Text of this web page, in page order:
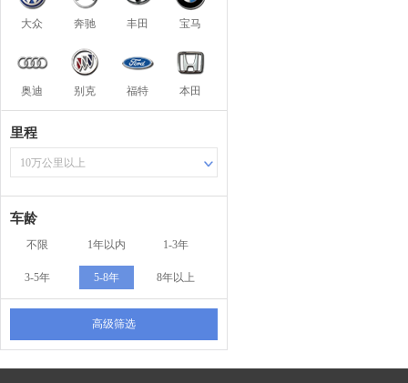
大众 奔驰 丰田 宝马
奥迪 别克 福特 本田
里程
10万公里以上
车龄
不限 1年以内 1-3年
3-5年 5-8年 8年以上
高级筛选